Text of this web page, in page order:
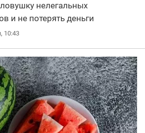
нелегальных
и не потерять деньги
10:43